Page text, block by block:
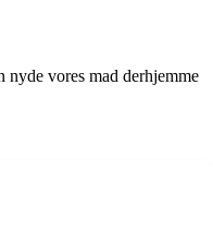
vores mad derhjemme